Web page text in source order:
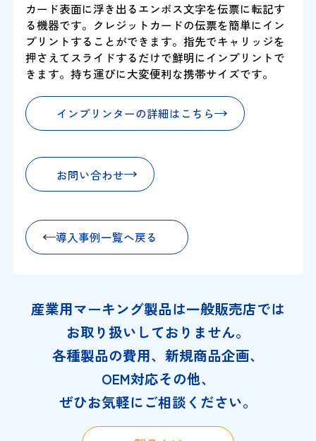
カード表面に浮き出るエンボス文字を伝票に転記す
る機器です。クレジットカードの伝票を簡単にイン
プリントすることができます。指先でキャリッジを
押さえてスライドするだけで鮮明にインプリントで
きます。持ち運びに大変便利な携帯サイズです。
インプリンターの詳細はこちら
お問い合わせ
導入事例一覧へ戻る
産業用マーキング製品は一般販売店では
お取り扱いしておりません。
各種製品の費用、新規商品企画、
OEM対応その他、
ぜひお気軽にご相談ください。